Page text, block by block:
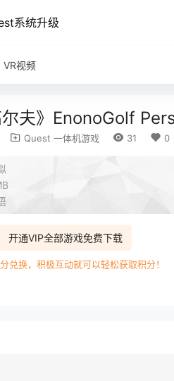
系统升级
VR视频
尔夫》EnonoGolf
Quest 一体机游戏 31 0
开通VIP全部游戏免费下载
兑换，积极互动就可以轻松获取积分！